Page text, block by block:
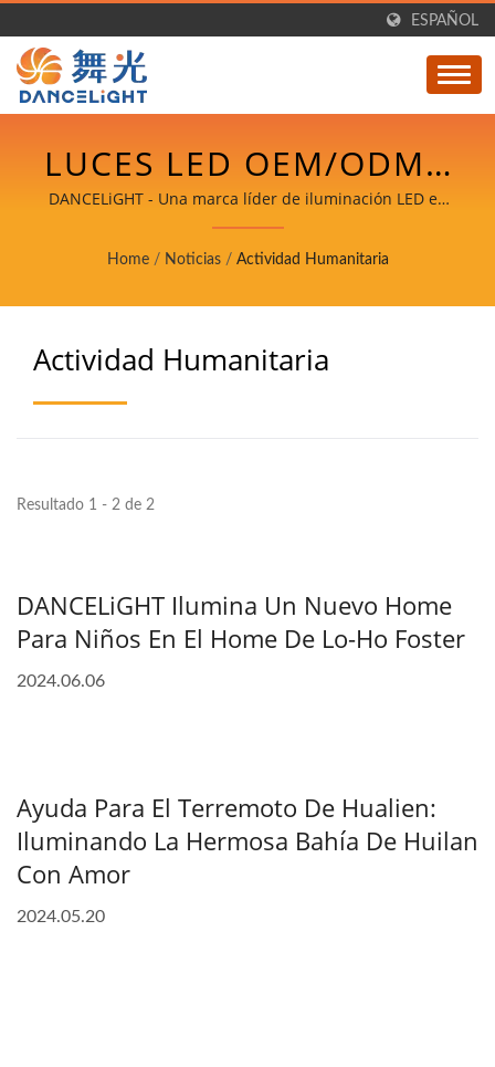
ESPAÑOL
LUCES LED OEM/ODM •
BAJO MOQ Y ENTREGA
RÁPIDA - DANCELIGHT
DANCELiGHT - Una marca líder de iluminación LED en
Taiwán.
Home / Noticias / Actividad Humanitaria
Actividad Humanitaria
Resultado 1 - 2 de 2
DANCELiGHT Ilumina Un Nuevo Home
Para Niños En El Home De Lo-Ho Foster
2024.06.06
Ayuda Para El Terremoto De Hualien:
Iluminando La Hermosa Bahía De Huilan
Con Amor
2024.05.20